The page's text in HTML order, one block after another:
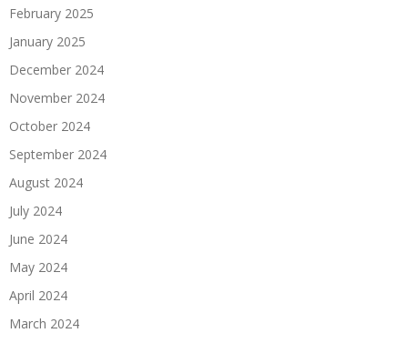
February 2025
January 2025
December 2024
November 2024
October 2024
September 2024
August 2024
July 2024
June 2024
May 2024
April 2024
March 2024